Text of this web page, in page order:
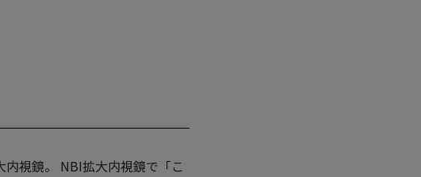
視鏡。 NBI拡大内視鏡で「こ